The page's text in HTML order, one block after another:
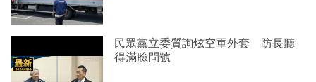
民眾黨立委質詢炫空軍外套 防長聽
得滿臉問號